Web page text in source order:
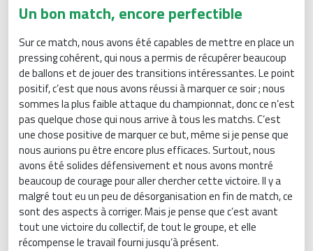
Un bon match, encore perfectible
Sur ce match, nous avons été capables de mettre en place un
pressing cohérent, qui nous a permis de récupérer beaucoup
de ballons et de jouer des transitions intéressantes. Le point
positif, c’est que nous avons réussi à marquer ce soir ; nous
sommes la plus faible attaque du championnat, donc ce n’est
pas quelque chose qui nous arrive à tous les matchs. C’est
une chose positive de marquer ce but, même si je pense que
nous aurions pu être encore plus efficaces. Surtout, nous
avons été solides défensivement et nous avons montré
beaucoup de courage pour aller chercher cette victoire. Il y a
malgré tout eu un peu de désorganisation en fin de match, ce
sont des aspects à corriger. Mais je pense que c’est avant
tout une victoire du collectif, de tout le groupe, et elle
récompense le travail fourni jusqu’à présent.